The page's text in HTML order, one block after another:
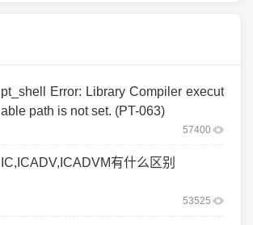
pt_shell Error: Library Compiler execut
able path is not set. (PT-063)
57400
IC,ICADV,ICADVM有什么区别
53525